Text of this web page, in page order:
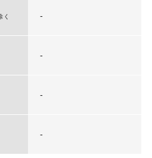
く -
-
-
-